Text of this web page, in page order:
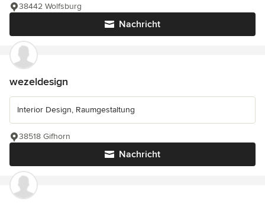
Nachricht
38442 Wolfsburg
wezeldesign
Interior Design, Raumgestaltung
Nachricht
38518 Gifhorn